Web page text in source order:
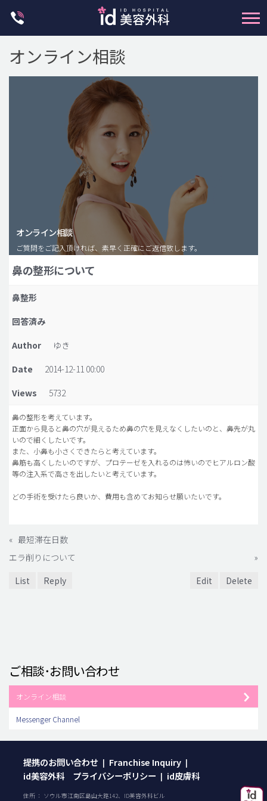
脂肪注入(アンチエイジング)
豊胸手術・バストアップ
プチ整形
idリアルストーリー
idニュース
病院紹介
安全整形
ご相談のお問い合わせ
オンライン相談
オンライン相談
ご質問をご記入頂ければ、素早く正確にご返信致します。
鼻の整形について
鼻整形
回答済み
Author
ゆき
Date
2014-12-11 00:00
Views
5732
鼻の整形を考えています。
正面から見ると鼻の穴が見えるため鼻の穴を見えなくしたいのと、鼻先が丸
いので細くしたいです。
また、小鼻も小さくできたらと考えています。
鼻筋も高くしたいのですが、プロテーゼを入れるのは怖いのでヒアルロン酸
等の注入系で高さを出したいと考えています。
どの手術を受けたら良いか、費用も含めてお知らせ願いたいです。
« 最短滞在日数
エラ削りについて
»
List
Reply Edit Delete
ご相談･お問い合わせ
オンライン相談
Messenger Channel
提携のお問い合わせ | Franchise Inquiry |
id美容外科 プライバシーポリシー | id皮膚科
住所 ： ソウル市江南区島山大路142、ID美容外科ビル